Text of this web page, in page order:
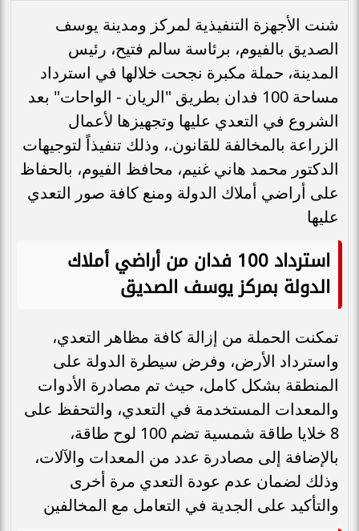
شنت الأجهزة التنفيذية لمركز ومدينة يوسف
الصديق بالفيوم، برئاسة سالم فتيح، رئيس
المدينة، حملة مكبرة نجحت خلالها في استرداد
مساحة 100 فدان بطريق "الريان - الواحات" بعد
الشروع في التعدي عليها وتجهيزها لأعمال
الزراعة بالمخالفة للقانون.، وذلك تنفيذاً لتوجيهات
الدكتور محمد هاني غنيم، محافظ الفيوم، ​بالحفاظ
على أراضي أملاك الدولة ومنع كافة صور التعدي
عليها
استرداد 100 فدان من أراضي أملاك
الدولة بمركز يوسف الصديق
تمكنت الحملة من إزالة كافة مظاهر التعدي،
واسترداد الأرض، وفرض سيطرة الدولة على
المنطقة بشكل كامل، حيث تم ​مصادرة الأدوات
والمعدات المستخدمة في التعدي، والتحفظ على
8 خلايا طاقة شمسية تضم 100 لوح طاقة،
بالإضافة إلى مصادرة عدد من المعدات والآلات،
وذلك لضمان عدم عودة التعدي مرة أخرى
والتأكيد على الجدية في التعامل مع المخالفين